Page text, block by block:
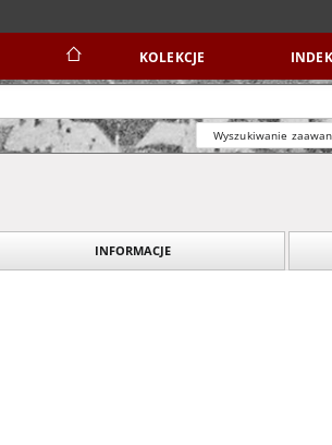
KOLEKCJE
Wyszukiwanie
INFORMACJE